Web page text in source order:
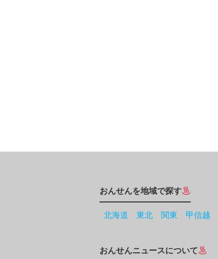
おんせんを地域で探す
北海道 東北 関東 甲信越
おんせんニュースについて